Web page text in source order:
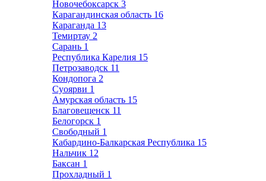
Новочебоксарск 3
Карагандинская область 16
Караганда 13
Темиртау 2
Сарань 1
Республика Карелия 15
Петрозаводск 11
Кондопога 2
Суоярви 1
Амурская область 15
Благовещенск 11
Белогорск 1
Свободный 1
Кабардино-Балкарская Республика 15
Нальчик 12
Баксан 1
Прохладный 1